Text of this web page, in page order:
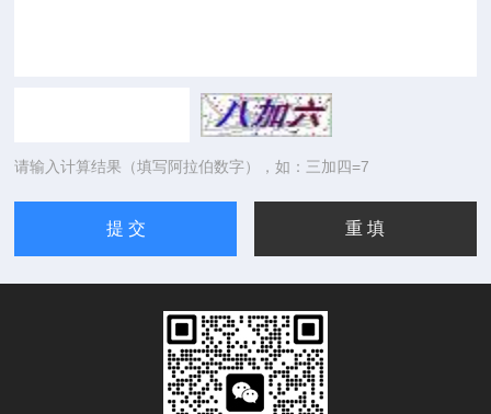
请输入计算结果（填写阿拉伯数字），如：三加四=7